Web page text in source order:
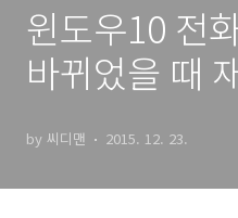
윈도우10 전
바뀌었을 때
by 씨디맨 2015. 12. 23.